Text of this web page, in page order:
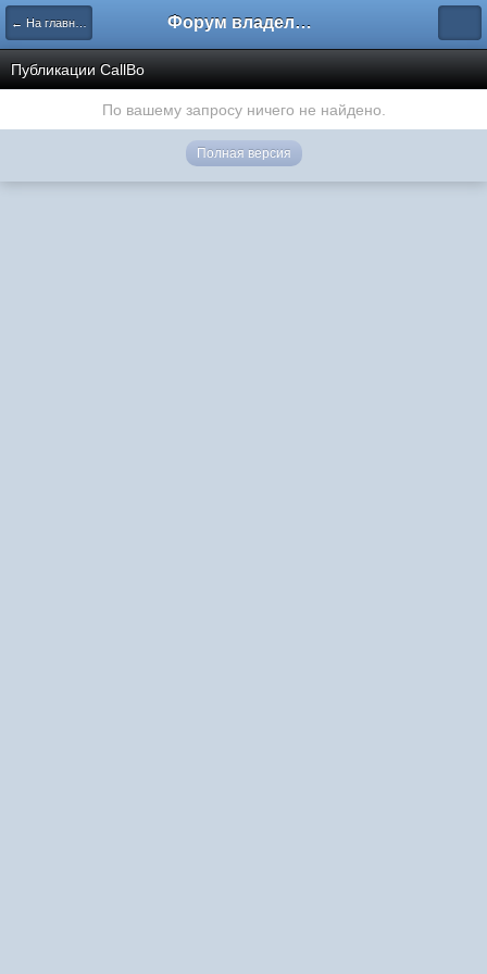
← На главную Форум владельцев интернет-магазинов
Публикации CallBo
По вашему запросу ничего не найдено.
Полная версия